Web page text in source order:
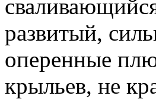
развитый,
оперенные
крыльев, не